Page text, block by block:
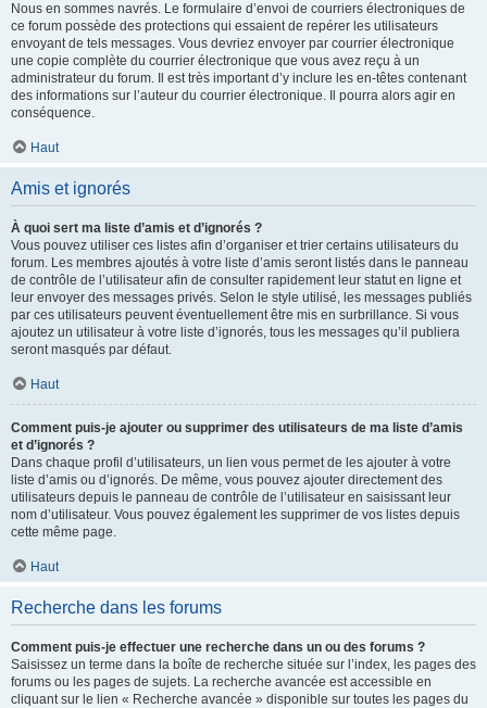
Nous en sommes navrés. Le formulaire d’envoi de courriers électroniques de
ce forum possède des protections qui essaient de repérer les utilisateurs
envoyant de tels messages. Vous devriez envoyer par courrier électronique
une copie complète du courrier électronique que vous avez reçu à un
administrateur du forum. Il est très important d’y inclure les en-têtes contenant
des informations sur l’auteur du courrier électronique. Il pourra alors agir en
conséquence.
Haut
Amis et ignorés
À quoi sert ma liste d’amis et d’ignorés ?
Vous pouvez utiliser ces listes afin d’organiser et trier certains utilisateurs du
forum. Les membres ajoutés à votre liste d’amis seront listés dans le panneau
de contrôle de l’utilisateur afin de consulter rapidement leur statut en ligne et
leur envoyer des messages privés. Selon le style utilisé, les messages publiés
par ces utilisateurs peuvent éventuellement être mis en surbrillance. Si vous
ajoutez un utilisateur à votre liste d’ignorés, tous les messages qu’il publiera
seront masqués par défaut.
Haut
Comment puis-je ajouter ou supprimer des utilisateurs de ma liste d’amis
et d’ignorés ?
Dans chaque profil d’utilisateurs, un lien vous permet de les ajouter à votre
liste d’amis ou d’ignorés. De même, vous pouvez ajouter directement des
utilisateurs depuis le panneau de contrôle de l’utilisateur en saisissant leur
nom d’utilisateur. Vous pouvez également les supprimer de vos listes depuis
cette même page.
Haut
Recherche dans les forums
Comment puis-je effectuer une recherche dans un ou des forums ?
Saisissez un terme dans la boîte de recherche située sur l’index, les pages des
forums ou les pages de sujets. La recherche avancée est accessible en
cliquant sur le lien « Recherche avancée » disponible sur toutes les pages du